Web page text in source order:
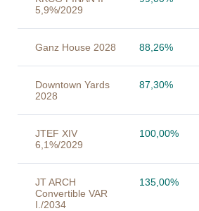
5,9%/2029
Ganz House 2028 88,26%
Downtown Yards
2028
87,30%
JTEF XIV
6,1%/2029
100,00%
JT ARCH
Convertible VAR
I./2034
135,00%